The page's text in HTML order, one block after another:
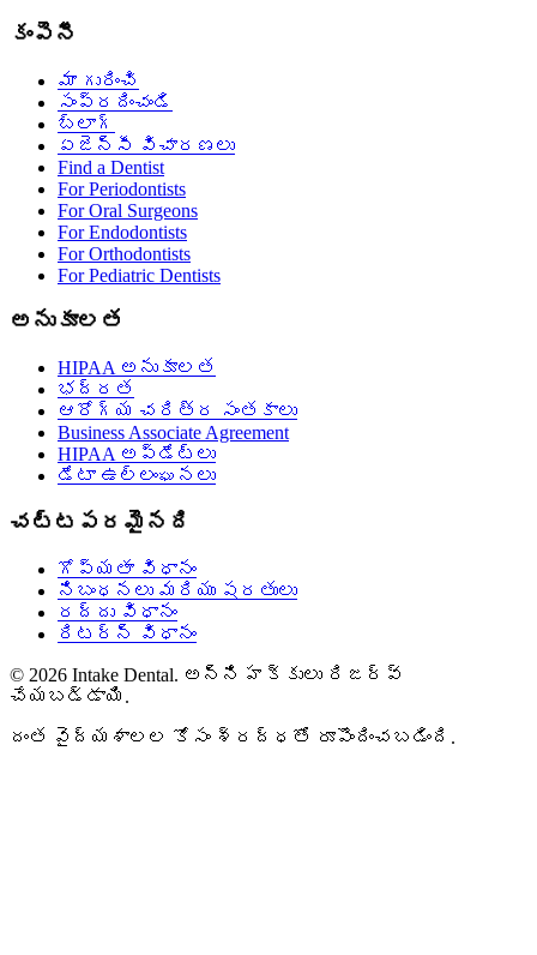
కంపెనీ
మా గురించి
సంప్రదించండి
బ్లాగ్
ఏజెన్సీ విచారణలు
Find a Dentist
For Periodontists
For Oral Surgeons
For Endodontists
For Orthodontists
For Pediatric Dentists
అనుకూలత
HIPAA అనుకూలత
భద్రత
ఆరోగ్య చరిత్ర సంతకాలు
Business Associate Agreement
HIPAA అప్‌డేట్‌లు
డేటా ఉల్లంఘనలు
చట్టపరమైనది
గోప్యతా విధానం
నిబంధనలు మరియు షరతులు
రద్దు విధానం
రిటర్న్ విధానం
© 2026 Intake Dental. అన్ని హక్కులు రిజర్వ్
చేయబడ్డాయి.
దంత వైద్యశాలల కోసం శ్రద్ధతో రూపొందించబడింది.